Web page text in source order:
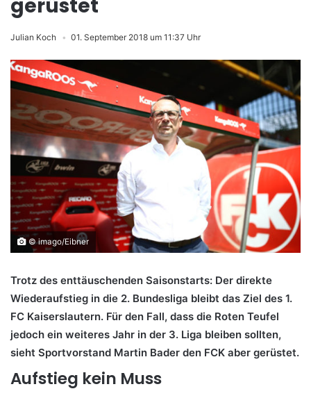
gerüstet
Julian Koch 01. September 2018 um 11:37 Uhr
© imago/Eibner
Trotz des enttäuschenden Saisonstarts: Der direkte
Wiederaufstieg in die 2. Bundesliga bleibt das Ziel des 1.
FC Kaiserslautern. Für den Fall, dass die Roten Teufel
jedoch ein weiteres Jahr in der 3. Liga bleiben sollten,
sieht Sportvorstand Martin Bader den FCK aber gerüstet.
Aufstieg kein Muss